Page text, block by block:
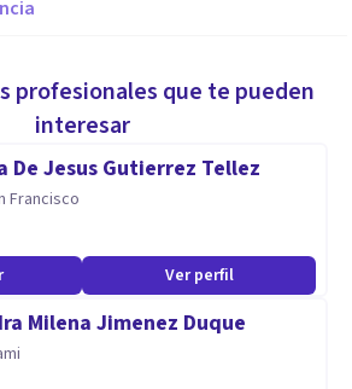
profesionales que te pueden
interesar
De Jesus Gutierrez Tellez
Francisco
Ver perfil
Milena Jimenez Duque